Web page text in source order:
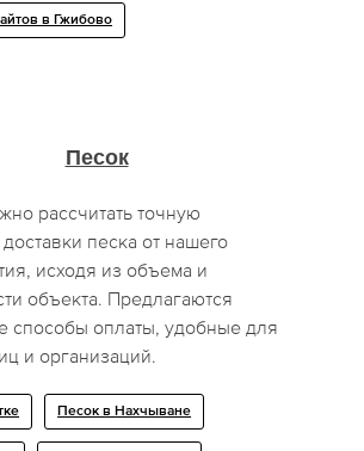
в Гжибово
Песок
рассчитать точную
доставки песка от нашего
исходя из объема и
объекта. Предлагаются
способы оплаты, удобные для
и организаций.
Песок в Нахчыване